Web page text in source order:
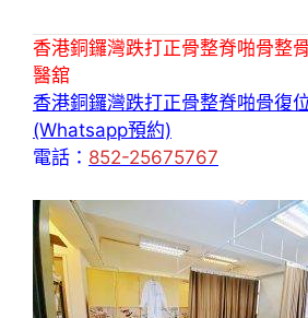
香港銅鑼灣跌打正骨整脊啪骨整
醫舘
香港銅鑼灣跌打正骨整脊啪骨復
(Whatsapp預約)
電話： 852-25675767